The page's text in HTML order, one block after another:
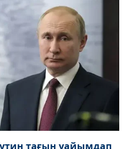
тағын уайымдап